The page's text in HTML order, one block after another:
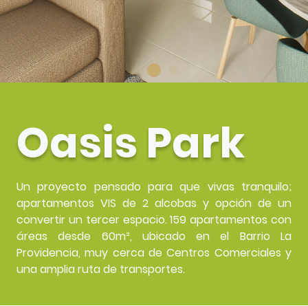
Oasis Park
Un proyecto pensado para que vivas tranquilo;
apartamentos VIS de 2 alcobas y opción de un
convertir un tercer espacio. 159 apartamentos con
áreas desde 60m², ubicado en el Barrio La
Providencia, muy cerca de Centros Comerciales y
una amplia ruta de transportes.